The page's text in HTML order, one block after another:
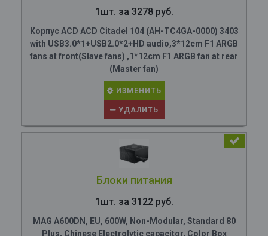
1шт. за 3278 руб.
Корпус ACD ACD Citadel 104 (AH-TC4GA-0000) 3403
with USB3.0*1+USB2.0*2+HD audio,3*12cm F1 ARGB
fans at front(Slave fans) ,1*12cm F1 ARGB fan at rear
(Master fan)
ИЗМЕНИТЬ
УДАЛИТЬ
Блоки питания
1шт. за 3122 руб.
MAG A600DN, EU, 600W, Non-Modular, Standard 80
Plus, Chinese Electrolytic capacitor, Color Box